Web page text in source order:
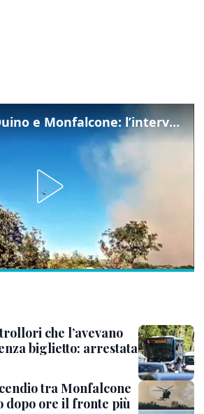
Incendio tra Duino e Monfalcone: l’intervento dei vigili del fuoco
che l’avevano
biglietto: arrestata
tra Monfalcone
dopo ore il fronte più